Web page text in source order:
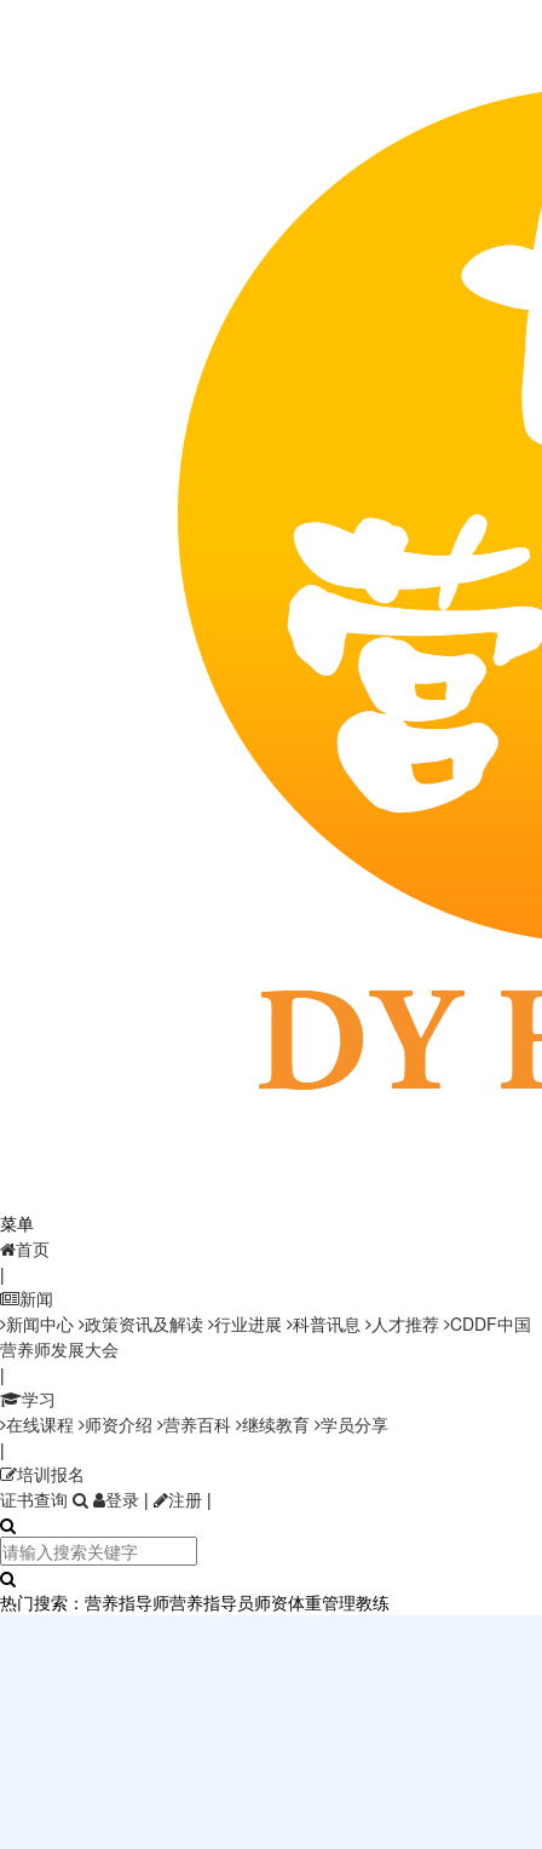
菜单
首页
|
新闻
新闻中心 政策资讯及解读 行业进展 科普讯息 人才推荐 CDDF中国
营养师发展大会
|
学习
在线课程 师资介绍 营养百科 继续教育 学员分享
|
培训报名
证书查询
登录 | 注册 |
热门搜索： 营养指导师营养指导员师资体重管理教练